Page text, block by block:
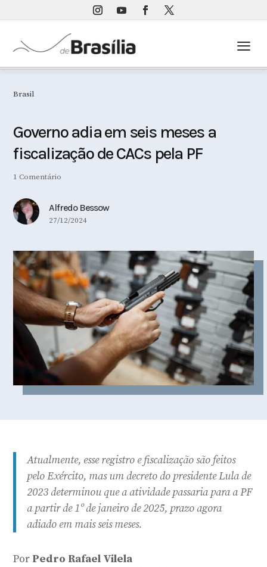
a
Brasil
Governo adia em seis meses a
fiscalização de CACs pela PF
1 Comentário
Alfredo Bessow
27/12/2024
Atualmente, esse registro e fiscalização são feitos
pelo Exército, mas um decreto do presidente Lula de
2023 determinou que a atividade passaria para a PF
a partir de 1º de janeiro de 2025, prazo agora
adiado em mais seis meses.
Por Pedro Rafael Vilela